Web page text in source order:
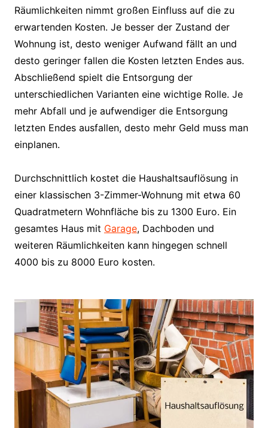
Räumlichkeiten nimmt großen Einfluss auf die zu
erwartenden Kosten. Je besser der Zustand der
Wohnung ist, desto weniger Aufwand fällt an und
desto geringer fallen die Kosten letzten Endes aus.
Abschließend spielt die Entsorgung der
unterschiedlichen Varianten eine wichtige Rolle. Je
mehr Abfall und je aufwendiger die Entsorgung
letzten Endes ausfallen, desto mehr Geld muss man
einplanen.
Durchschnittlich kostet die Haushaltsauflösung in
einer klassischen 3-Zimmer-Wohnung mit etwa 60
Quadratmetern Wohnfläche bis zu 1300 Euro. Ein
gesamtes Haus mit Garage, Dachboden und
weiteren Räumlichkeiten kann hingegen schnell
4000 bis zu 8000 Euro kosten.